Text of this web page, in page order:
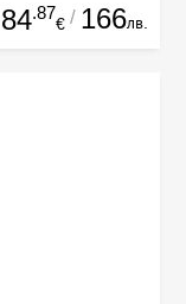
84.87
€ / 166лв.